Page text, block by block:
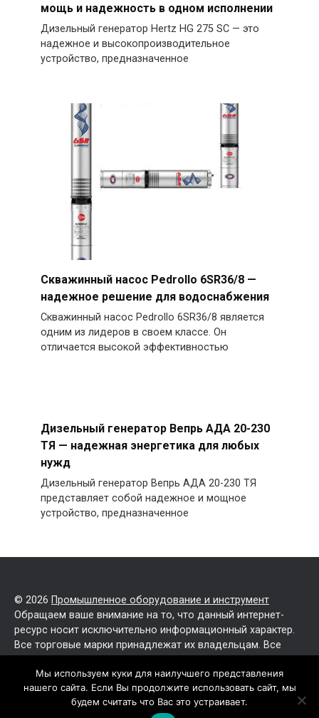
мощь и надежность в одном исполнении
Дизельный генератор Hertz HG 275 SC — это
надежное и высокопроизводительное
устройство, предназначенное
Скважинный насос Pedrollo 6SR36/8 —
надежное решение для водоснабжения
Скважинный насос Pedrollo 6SR36/8 является
одним из лидеров в своем классе. Он
отличается высокой эффективностью
Дизельный генератор Вепрь АДА 20-230
ТЯ — надежная энергетика для любых
нужд
Дизельный генератор Вепрь АДА 20-230 ТЯ
представляет собой надежное и мощное
устройство, предназначенное
© 2026 Промышленное оборудование и инструмент
Обращаем ваше внимание на то, что данный интернет-
ресурс носит исключительно информационный характер.
Все торговые марки принадлежат их владельцам. Все
Политика конфиденциальности
Мы используем куки для наилучшего представления
нашего сайта. Если Вы продолжите использовать сайт, мы
будем считать что Вас это устраивает.